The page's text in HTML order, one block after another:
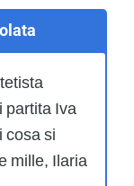
partita Iva
cosa si
mille, Ilaria